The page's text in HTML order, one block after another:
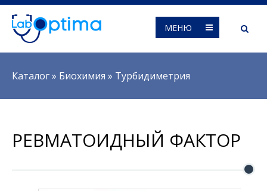
МЕНЮ
Вы здесь
Каталог» Биохимия » Турбидиметрия
РЕВМАТОИДНЫЙ ФАКТОР